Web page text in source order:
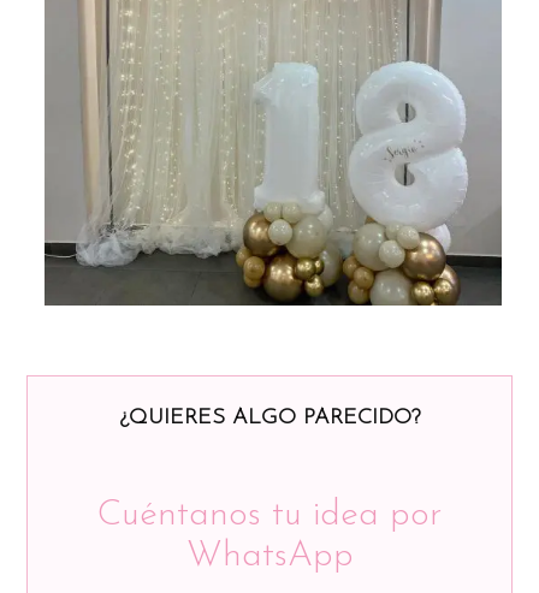
¿QUIERES ALGO PARECIDO?
Cuéntanos tu idea por
WhatsApp